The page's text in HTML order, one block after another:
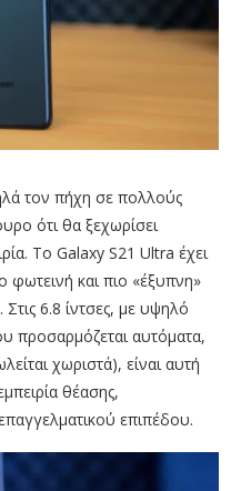
τον πήχη σε πολλούς
ότι θα ξεχωρίσει
Το Galaxy S21 Ultra έχει
και πιο «έξυπνη»
6.8 ίντσες, με υψηλό
προσαρμόζεται αυτόματα,
χωριστά), είναι αυτή
θέασης,
επιπέδου.